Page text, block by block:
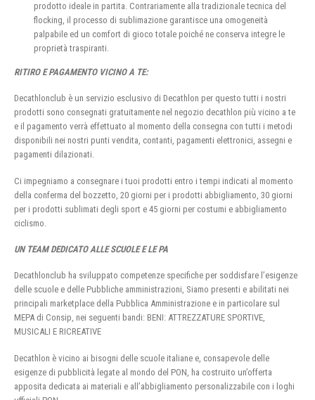
prodotto ideale in partita. Contrariamente alla tradizionale tecnica del
flocking, il processo di sublimazione garantisce una omogeneità
palpabile ed un comfort di gioco totale poiché ne conserva integre le
proprietà traspiranti.
RITIRO E PAGAMENTO VICINO A TE:
Decathlonclub è un servizio esclusivo di Decathlon per questo tutti i nostri
prodotti sono consegnati gratuitamente nel negozio decathlon più vicino a te
e il pagamento verrà effettuato al momento della consegna con tutti i metodi
disponibili nei nostri punti vendita, contanti, pagamenti elettronici, assegni e
pagamenti dilazionati.
Ci impegniamo a consegnare i tuoi prodotti entro i tempi indicati al momento
della conferma del bozzetto, 20 giorni per i prodotti abbigliamento, 30 giorni
per i prodotti sublimati degli sport e 45 giorni per costumi e abbigliamento
ciclismo.
UN TEAM DEDICATO ALLE SCUOLE E LE PA
Decathlonclub ha sviluppato competenze specifiche per soddisfare l’esigenze
delle scuole e delle Pubbliche amministrazioni, Siamo presenti e abilitati nei
principali marketplace della Pubblica Amministrazione e in particolare sul
MEPA di Consip, nei seguenti bandi: BENI: ATTREZZATURE SPORTIVE,
MUSICALI E RICREATIVE
Decathlon è vicino ai bisogni delle scuole italiane e, consapevole delle
esigenze di pubblicità legate al mondo del PON, ha costruito un’offerta
apposita dedicata ai materiali e all’abbigliamento personalizzabile con i loghi